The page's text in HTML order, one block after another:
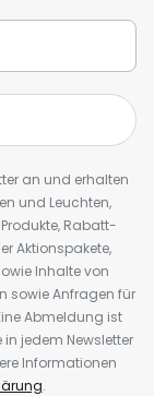
an und erhalten
und Leuchten,
Rabatt-
Aktionspakete,
Inhalte von
sowie Anfragen für
Abmeldung ist
jedem Newsletter
Informationen
.